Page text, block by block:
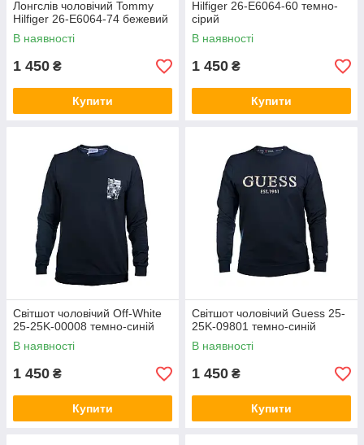
Лонгслів чоловічий Tommy
Hilfiger 26-E6064-74 бежевий
В наявності
1 450 ₴
Купити
Hilfiger 26-E6064-60 темно-
сірий
В наявності
1 450 ₴
Купити
Світшот чоловічий Off-White
25-25K-00008 темно-синій
В наявності
1 450 ₴
Купити
Світшот чоловічий Guess 25-
25K-09801 темно-синій
В наявності
1 450 ₴
Купити